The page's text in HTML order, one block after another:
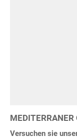
MEDITERRANER
Versuchen sie